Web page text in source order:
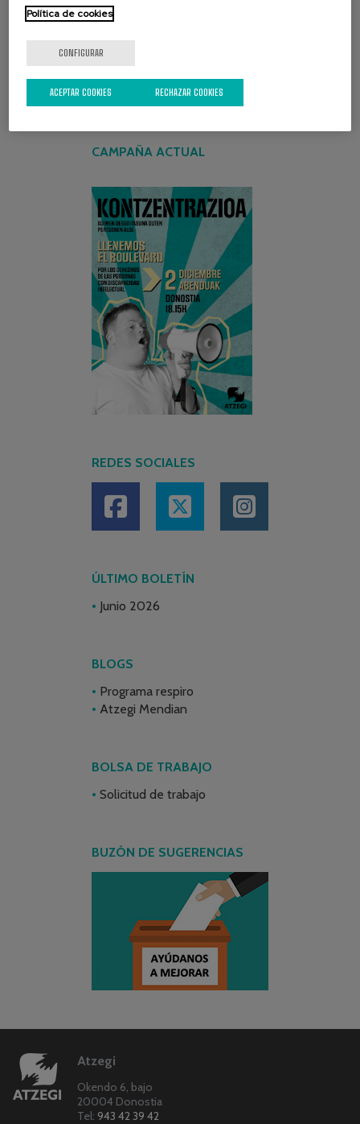
CAMPAÑA ACTUAL
REDES SOCIALES
ÚLTIMO BOLETÍN
Junio 2026
BLOGS
Programa respiro
Atzegi Mendian
BOLSA DE TRABAJO
Solicitud de trabajo
BUZÓN DE SUGERENCIAS
Atzegi
Okendo 6, bajo
20004 Donostia
Tel: 943 42 39 42
Política de cookies
CONFIGURAR
RECHAZAR COOKIES
ACEPTAR COOKIES